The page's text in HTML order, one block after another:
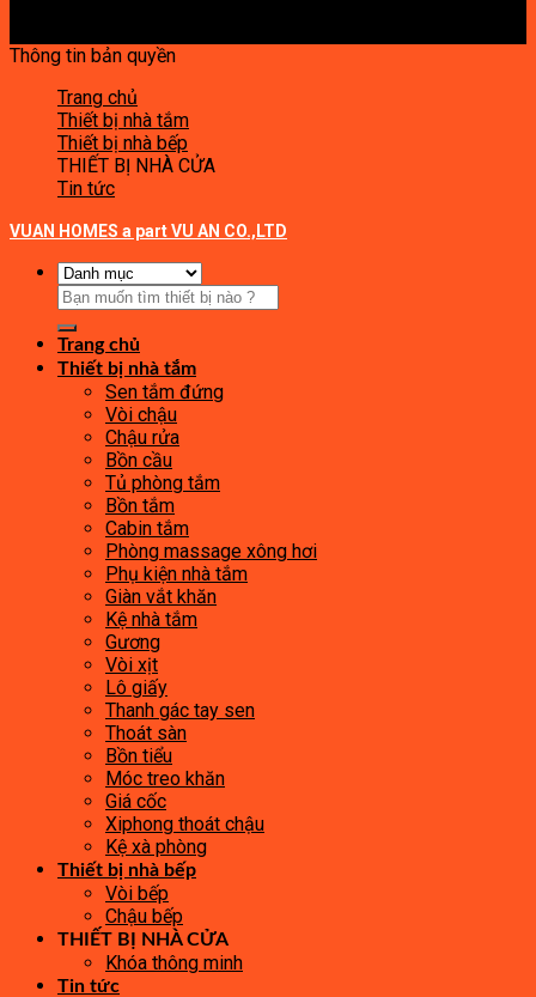
Thông tin bản quyền
Trang chủ
Thiết bị nhà tắm
Thiết bị nhà bếp
THIẾT BỊ NHÀ CỬA
Tin tức
VUAN HOMES a part VU AN CO.,LTD
Tìm
kiếm:
Trang chủ
Thiết bị nhà tắm
Sen tắm đứng
Vòi chậu
Chậu rửa
Bồn cầu
Tủ phòng tắm
Bồn tắm
Cabin tắm
Phòng massage xông hơi
Phụ kiện nhà tắm
Giàn vắt khăn
Kệ nhà tắm
Gương
Vòi xịt
Lô giấy
Thanh gác tay sen
Thoát sàn
Bồn tiểu
Móc treo khăn
Giá cốc
Xiphong thoát chậu
Kệ xà phòng
Thiết bị nhà bếp
Vòi bếp
Chậu bếp
THIẾT BỊ NHÀ CỬA
Khóa thông minh
Tin tức